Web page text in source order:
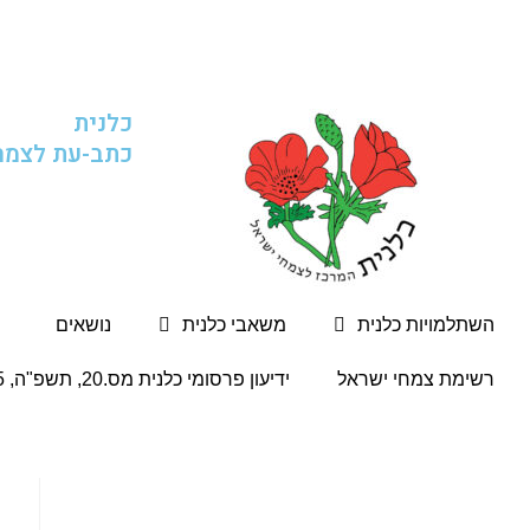
כלנית
כתב-עת
השתלמויות כלנית משאבי כלנית נושאים
רשימת צמחי ישראל ידיעון פרסומי כלנית מס.20, תשפ"ה, 5.2.2025